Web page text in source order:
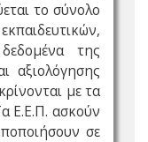
το σύνολο
της
αξιολόγησης
με τα
Ε.Ε.Π. ασκούν
σε